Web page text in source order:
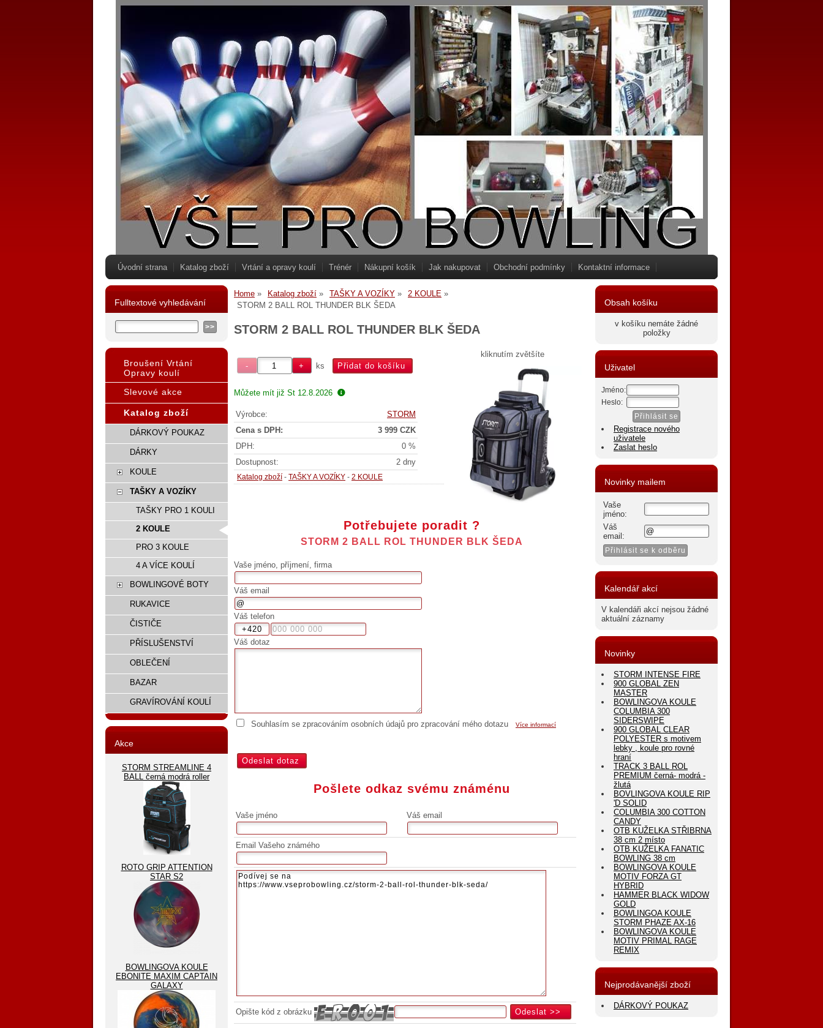
Úvodní strana Katalog zboží Vrtání a opravy koulí Trénér Nákupní košík Jak nakupovat Obchodní podmínky Kontaktní informace
Home Katalog zboží TAŠKY A VOZÍKY
2 KOULE
STORM 2 BALL ROL THUNDER BLK ŠEDA
STORM 2 BALL ROL THUNDER BLK ŠEDA
kliknutím zvětšíte
ks
Můžete mít již St 12.8.2026
Výrobce:
STORM
Cena s DPH:
3 999 CZK
DPH:
0 %
Dostupnost:
2 dny
Katalog zboží - TAŠKY A VOZÍKY - 2 KOULE
Potřebujete poradit ?
STORM 2 BALL ROL THUNDER BLK ŠEDA
Vaše jméno, příjmení, firma
Váš email
Váš telefon
Váš dotaz
Souhlasím se zpracováním osobních údajů pro zpracování mého dotazu Více informací
Pošlete odkaz svému známénu
Vaše jméno Váš email
Email Vašeho známého
Opište kód z obrázku
Fulltextové vyhledávání
Broušení Vrtání
Opravy koulí
Slevové akce
Katalog zboží
DÁRKOVÝ POUKAZ
DÁRKY
KOULE
TAŠKY A VOZÍKY
TAŠKY PRO 1 KOULI
2 KOULE
PRO 3 KOULE
4 A VÍCE KOULÍ
BOWLINGOVÉ BOTY
RUKAVICE
ČISTIČE
PŘÍSLUŠENSTVÍ
OBLEČENÍ
BAZAR
GRAVÍROVÁNÍ KOULÍ
Akce
STORM STREAMLINE 4
BALL černá modrá roller
ROTO GRIP ATTENTION
STAR S2
BOWLINGOVA KOULE
EBONITE MAXIM CAPTAIN
GALAXY
Obsah košíku
v košíku nemáte žádné
položky
Uživatel
Jméno:
Heslo:
Registrace nového
uživatele
Zaslat heslo
Novinky mailem
Vaše
jméno:
Váš
email:
Kalendář akcí
V kalendáři akcí nejsou žádné
aktuální záznamy
Novinky
STORM INTENSE FIRE
900 GLOBAL ZEN
MASTER
BOWLINGOVA KOULE
COLUMBIA 300
SIDERSWIPE
900 GLOBAL CLEAR
POLYESTER s motivem
lebky , koule pro rovné
hraní
TRACK 3 BALL ROL
PREMIUM černá- modrá -
žlutá
BOVLINGOVA KOULE RIP
'D SOLID
COLUMBIA 300 COTTON
CANDY
OTB KUŽELKA STŘIBRNA
38 cm 2 místo
OTB KUŽELKA FANATIC
BOWLING 38 cm
BOWLINGOVA KOULE
MOTIV FORZA GT
HYBRID
HAMMER BLACK WIDOW
GOLD
BOWLINGOA KOULE
STORM PHAZE AX-16
BOWLINGOVA KOULE
MOTIV PRIMAL RAGE
REMIX
Nejprodávanější zboží
DÁRKOVÝ POUKAZ